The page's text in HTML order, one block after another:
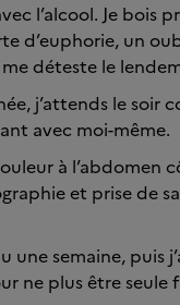
l’alcool. Je bois
d’euphorie, un
déteste le
j’attends le soir
avec moi-même.
à l’abdomen
et prise de
une semaine,
ne plus être seule